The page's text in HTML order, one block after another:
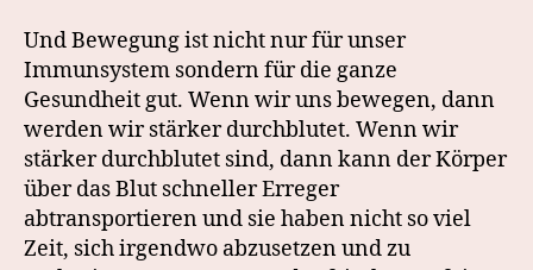
Und Bewegung ist nicht nur für unser
Immunsystem sondern für die ganze
Gesundheit gut. Wenn wir uns bewegen, dann
werden wir stärker durchblutet. Wenn wir
stärker durchblutet sind, dann kann der Körper
über das Blut schneller Erreger
abtransportieren und sie haben nicht so viel
Zeit, sich irgendwo abzusetzen und zu